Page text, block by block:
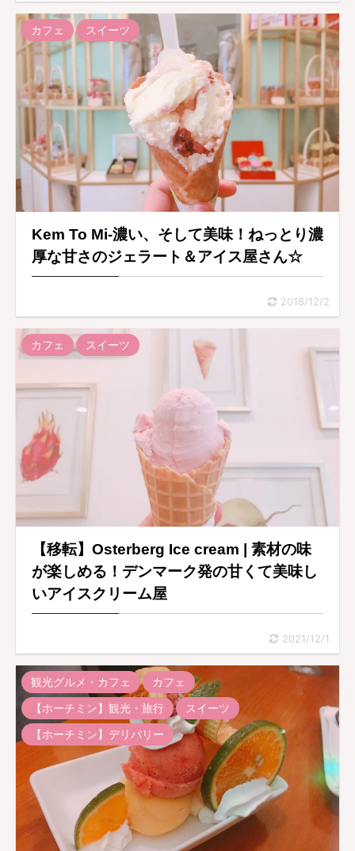
カフェ スイーツ
Kem To Mi-濃い、そして美味！ねっとり濃
厚な甘さのジェラート＆アイス屋さん☆
2018/12/2
カフェ スイーツ
【移転】Osterberg Ice cream | 素材の味
が楽しめる！デンマーク発の甘くて美味し
いアイスクリーム屋
2021/12/1
観光グルメ・カフェ
カフェ
【ホーチミン】観光・旅行
スイーツ
【ホーチミン】デリバリー